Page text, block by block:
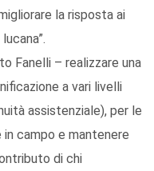
la risposta ai
Fanelli – realizzare una
a vari livelli
assistenziale), per le
campo e mantenere
di chi